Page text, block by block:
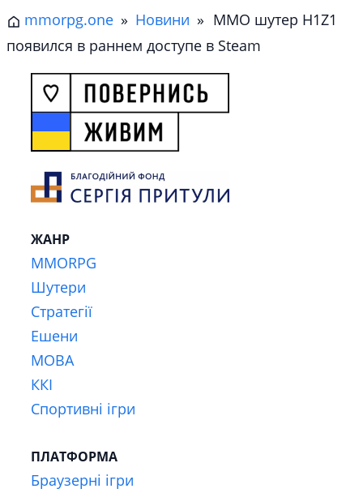
mmorpg.one » Новини » MMO шутер H1Z1
появился в раннем доступе в Steam
ЖАНР
MMORPG
Шутери
Стратегії
Ешени
MOBA
ККІ
Спортивні ігри
ПЛАТФОРМА
Браузерні ігри